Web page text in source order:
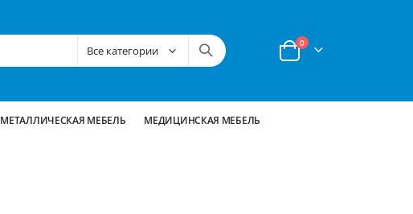
Корзина
0позиции
МЕТАЛЛИЧЕСКАЯ МЕБЕЛЬ МЕДИЦИНСКАЯ МЕБЕЛЬ